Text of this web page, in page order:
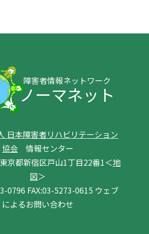
障害者情報ネットワーク
ノーマネット
日本障害者リハビリテーション
協会 情報センター
京都新宿区戸山1丁目22番1＜地
図＞
0796 FAX:03-5273-0615 ウェブ
によるお問い合わせ